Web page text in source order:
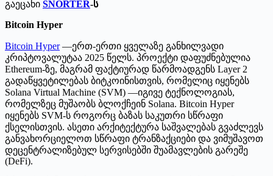
გაეცანი SNORTER-ს
Bitcoin Hyper
Bitcoin Hyper—ერთ-ერთი ყველაზე განხილვადი
კრიპტოვალუტაა 2025 წელს. პროექტი დაფუძნებულია
Ethereum-ზე, მაგრამ ფაქტიურად წარმოადგენს Layer 2
გადაწყვეტილებას ბიტკოინისთვის, რომელიც იყენებს
Solana Virtual Machine (SVM) —იგივე ტექნოლოგიას,
რომელზეც მუშაობს ბლოქჩეინ Solana. Bitcoin Hyper
იყენებს SVM-ს როგორც ბაზას საკუთრი სწრაფი
ქსელისთვის. ასეთი არქიტექტურა საშვალებას გვაძლევს
განვახორციელოთ სწრაფი ტრანზაქციები და ვიმუშავოთ
დეცენტრალიზებულ სერვისებში შუამავლების გარეშე
(DeFi).